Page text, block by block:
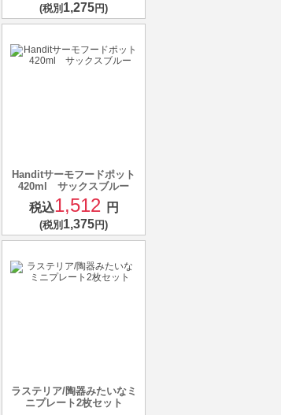
(税別 1,275円)
Handitサーモフードポット
420ml サックスブルー
税込1,512 円
(税別 1,375円)
ラステリア/陶器みたいなミ
ニプレート2枚セット